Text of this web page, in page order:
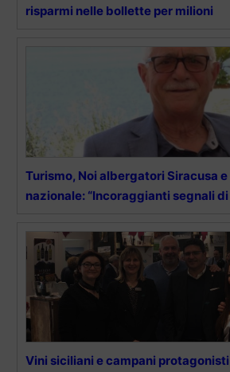
risparmi nelle bollette per milioni
Turismo, Noi albergatori Siracusa
nazionale: “Incoraggianti segnali di
Vini siciliani e campani